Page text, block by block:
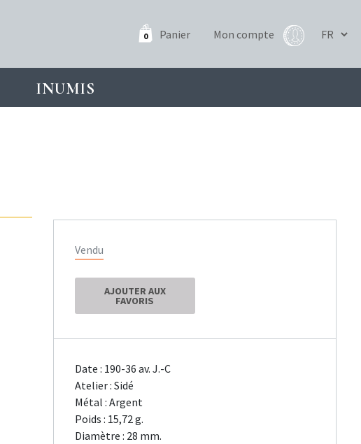
0 Panier Mon compte
INUMIS
Vendu
AJOUTER AUX
FAVORIS
Date : 190-36 av. J.-C
Atelier : Sidé
Métal : Argent
Poids : 15,72 g.
Diamètre : 28 mm.